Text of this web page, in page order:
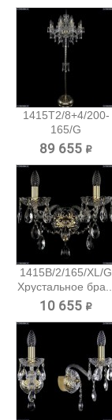
1415T2/8+4/200-
165/G
Хрустальный...
89 655 ₽
1415B/2/165/XL/G
Хрустальное бра...
10 655 ₽